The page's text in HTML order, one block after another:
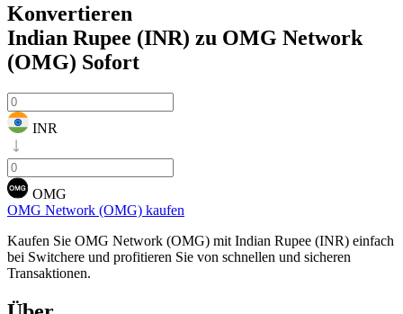
Konvertieren
Indian Rupee (INR) zu OMG Network
(OMG) Sofort
INR
OMG
OMG Network (OMG) kaufen
Kaufen Sie OMG Network (OMG) mit Indian Rupee (INR) einfach
bei Switchere und profitieren Sie von schnellen und sicheren
Transaktionen.